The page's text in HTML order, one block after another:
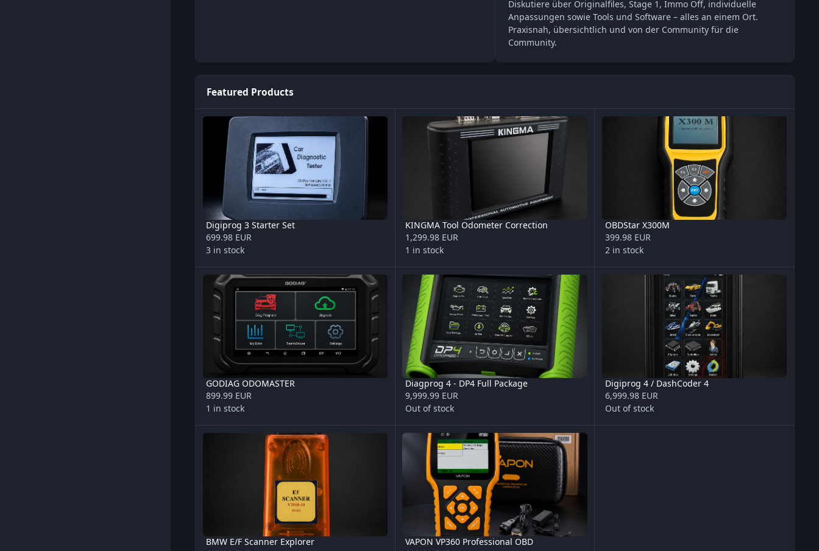
Diskutiere über Originalfiles, Stage 1, Immo Off, individuelle
Anpassungen sowie Tools und Software – alles an einem Ort.
Praxisnah, übersichtlich und von der Community für die
Community.
Featured Products
Digiprog 3 Starter Set
Digiprog 3 Starter Set
699.98 EUR
3 in stock
KINGMA Tool Odometer Correction
KINGMA Tool Odometer Correction
1,299.98 EUR
1 in stock
OBDStar X300M
OBDStar X300M
399.98 EUR
2 in stock
GODIAG ODOMASTER
GODIAG ODOMASTER
899.99 EUR
1 in stock
Diagprog 4 - DP4 Full Package
Diagprog 4 - DP4 Full Package
9,999.99 EUR
Out of stock
Digiprog 4 / DashCoder 4
Digiprog 4 / DashCoder 4
6,999.98 EUR
Out of stock
BMW E/F Scanner Explorer
BMW E/F Scanner Explorer
VAPON VP360 Professional OBD
VAPON VP360 Professional OBD